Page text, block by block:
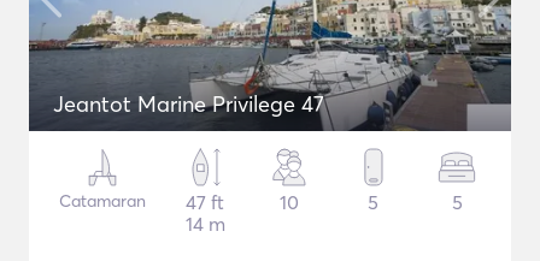
Jeantot Marine Privilege 47
Catamaran
47 ft
14 m
10 5 5